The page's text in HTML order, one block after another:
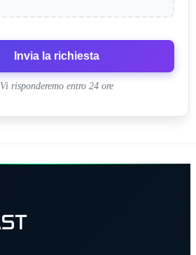
Invia la richiesta
Vi risponderemo entro 24 ore